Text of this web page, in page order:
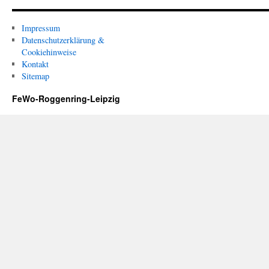
Impressum
Datenschutzerklärung &
Cookiehinweise
Kontakt
Sitemap
FeWo-Roggenring-Leipzig